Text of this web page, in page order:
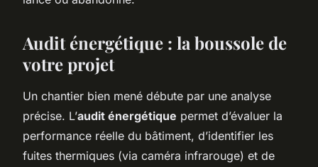
Audit énergétique : la boussole de
votre projet
Un chantier bien mené débute par une analyse
précise. L’audit énergétique permet d’évaluer la
performance réelle du bâtiment, d’identifier les
fuites thermiques (via caméra infrarouge) et de